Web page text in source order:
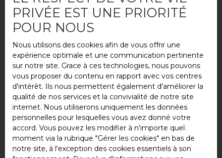
Nanteuil-le-Haudouin 60440
01 60 44 36 88
1 Rue des Sources,Saint-
Pathus 77178
03 44 87 80 80
PRIVÉE EST UNE PRIORITÉ
POUR NOUS
Nous utilisons des cookies afin de vous offrir une
expérience optimale et une communication pertinente
sur notre site. Grace à ces technologies, nous pouvons
vous proposer du contenu en rapport avec vos centres
d'intérêt. Ils nous permettent également d'améliorer la
qualité de nos services et la convivialité de notre site
internet. Nous utiliserons uniquement les données
personnelles pour lesquelles vous avez donné votre
accord. Vous pouvez les modifier à n'importe quel
moment via la rubrique ″Gérer les cookies″ en bas de
notre site, à l'exception des cookies essentiels à son